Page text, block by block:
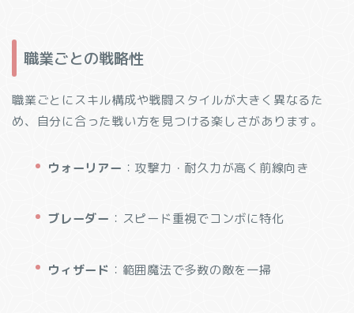
職業ごとの戦略性
職業ごとにスキル構成や戦闘スタイルが大きく異なるた
め、自分に合った戦い方を見つける楽しさがあります。
ウォーリアー ：攻撃力・耐久力が高く前線向き
ブレーダー ：スピード重視でコンボに特化
ウィザード ：範囲魔法で多数の敵を一掃